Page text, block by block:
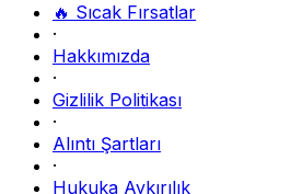
🔥 Sıcak Fırsatlar
·
Hakkımızda
·
Gizlilik Politikası
·
Alıntı Şartları
·
Hukuka Aykırılık